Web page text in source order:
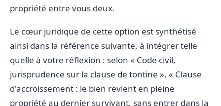
propriété entre vous deux.
Le cœur juridique de cette option est synthétisé
ainsi dans la référence suivante, à intégrer telle
quelle à votre réflexion : selon « Code civil,
jurisprudence sur la clause de tontine », « Clause
d'accroissement : le bien revient en pleine
propriété au dernier survivant, sans entrer dans la